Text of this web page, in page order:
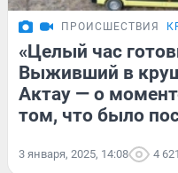
ПРОИСШЕСТВИЯ
«Целый час
Выживший в
Актау — о
том, что было
3 января, 2025, 14:08 4 621